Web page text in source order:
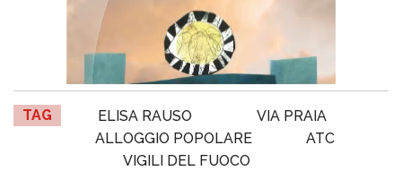
TAG ELISA RAUSO
VIA PRAIA
ALLOGGIO POPOLARE
ATC
VIGILI DEL FUOCO